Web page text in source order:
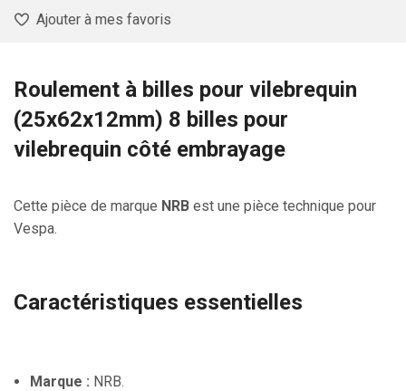
Ajouter à mes favoris
Roulement à billes pour vilebrequin
(25x62x12mm) 8 billes pour
vilebrequin côté embrayage
Cette pièce de marque NRB est une pièce technique pour
Vespa.
Caractéristiques essentielles
Marque : NRB.